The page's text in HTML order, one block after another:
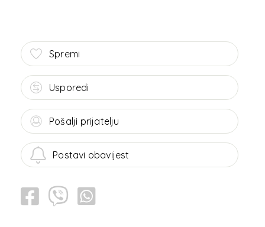
Spremi
Usporedi
Pošalji prijatelju
Postavi obavijest